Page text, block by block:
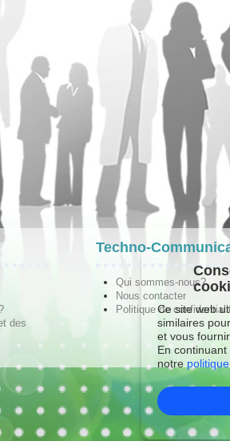
des
Techno-
Qui sommes-nous?
Nous contacter
Politique deCe site web
similaires
et vous
En
notre